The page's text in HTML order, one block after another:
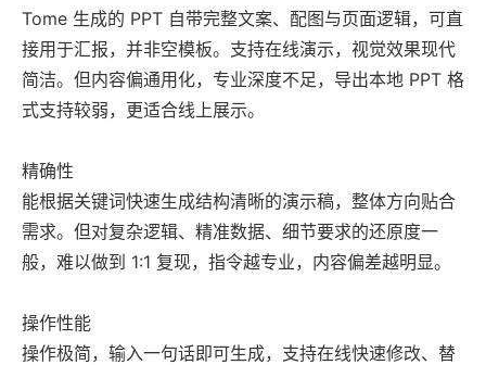
Tome 生成的 PPT 自带完整文案、配图与页面逻辑，可直
接用于汇报，并非空模板。支持在线演示，视觉效果现代
简洁。但内容偏通用化，专业深度不足，导出本地 PPT 格
式支持较弱，更适合线上展示。
精确性
能根据关键词快速生成结构清晰的演示稿，整体方向贴合
需求。但对复杂逻辑、精准数据、细节要求的还原度一
般，难以做到 1:1 复现，指令越专业，内容偏差越明显。
操作性能
操作极简，输入一句话即可生成，支持在线快速修改、替